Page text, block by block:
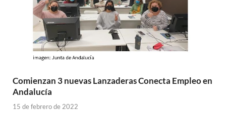
Comienzan 3 nuevas Lanzaderas Conecta Empleo en
Andalucía
15 de febrero de 2022